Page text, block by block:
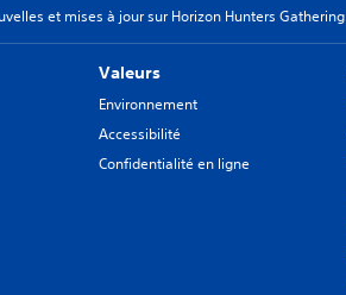
et mises à jour sur Horizon Hunters Gathering
Valeurs
Environnement
Accessibilité
Confidentialité en ligne